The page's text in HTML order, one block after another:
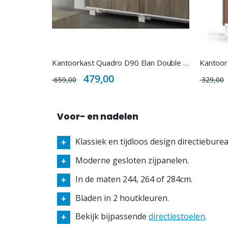
Kantoorkast Quadro D90 Elan Double - Afsluitbaar
659,00
Special
Price
479,00 329,00
Voor- en nadelen
Klassiek en tijdloos design
Moderne gesloten zijpanelen.
In de maten 244, 264 of 284cm.
Bladen in 2 houtkleuren.
Bekijk bijpassende directiestoelen.